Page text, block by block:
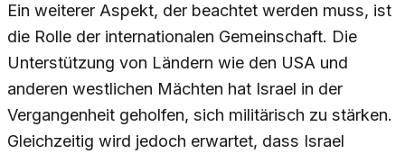
Ein weiterer Aspekt, der beachtet werden muss, ist
die Rolle der internationalen Gemeinschaft. Die
Unterstützung von Ländern wie den USA und
anderen westlichen Mächten hat Israel in der
Vergangenheit geholfen, sich militärisch zu stärken.
Gleichzeitig wird jedoch erwartet, dass Israel